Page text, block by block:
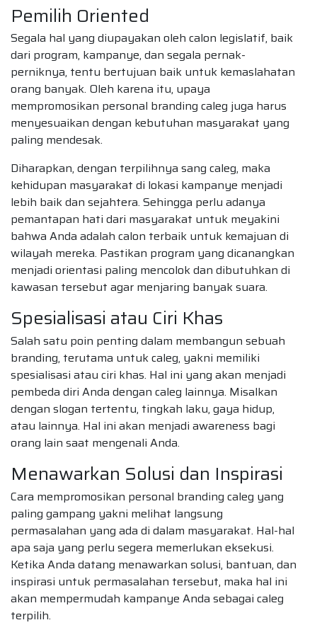
Pemilih Oriented
Segala hal yang diupayakan oleh calon legislatif, baik
dari program, kampanye, dan segala pernak-
perniknya, tentu bertujuan baik untuk kemaslahatan
orang banyak. Oleh karena itu, upaya
mempromosikan personal branding caleg juga harus
menyesuaikan dengan kebutuhan masyarakat yang
paling mendesak.
Diharapkan, dengan terpilihnya sang caleg, maka
kehidupan masyarakat di lokasi kampanye menjadi
lebih baik dan sejahtera. Sehingga perlu adanya
pemantapan hati dari masyarakat untuk meyakini
bahwa Anda adalah calon terbaik untuk kemajuan di
wilayah mereka. Pastikan program yang dicanangkan
menjadi orientasi paling mencolok dan dibutuhkan di
kawasan tersebut agar menjaring banyak suara.
Spesialisasi atau Ciri Khas
Salah satu poin penting dalam membangun sebuah
branding, terutama untuk caleg, yakni memiliki
spesialisasi atau ciri khas. Hal ini yang akan menjadi
pembeda diri Anda dengan caleg lainnya. Misalkan
dengan slogan tertentu, tingkah laku, gaya hidup,
atau lainnya. Hal ini akan menjadi awareness bagi
orang lain saat mengenali Anda.
Menawarkan Solusi dan Inspirasi
Cara mempromosikan personal branding caleg yang
paling gampang yakni melihat langsung
permasalahan yang ada di dalam masyarakat. Hal-hal
apa saja yang perlu segera memerlukan eksekusi.
Ketika Anda datang menawarkan solusi, bantuan, dan
inspirasi untuk permasalahan tersebut, maka hal ini
akan mempermudah kampanye Anda sebagai caleg
terpilih.